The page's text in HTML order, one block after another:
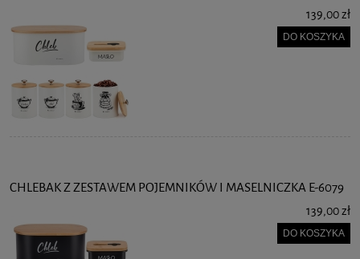
139,00 zł
DO KOSZYKA
CHLEBAK Z ZESTAWEM POJEMNIKÓW I MASELNICZKA E-6079
139,00 zł
DO KOSZYKA